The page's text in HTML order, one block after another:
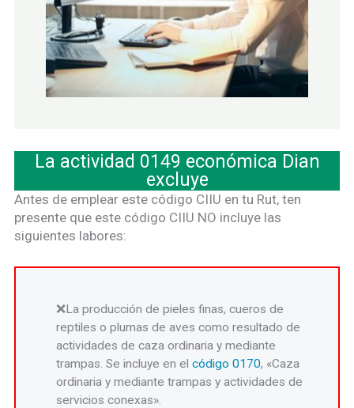
La actividad 0149 económica Dian
excluye
Antes de emplear este código CIIU en tu Rut, ten
presente que este código CIIU NO incluye las
siguientes labores:
La producción de pieles finas, cueros de
reptiles o plumas de aves como resultado de
actividades de caza ordinaria y mediante
trampas. Se incluye en elcódigo 0170, «Caza
ordinaria y mediante trampas y actividades de
servicios conexas».